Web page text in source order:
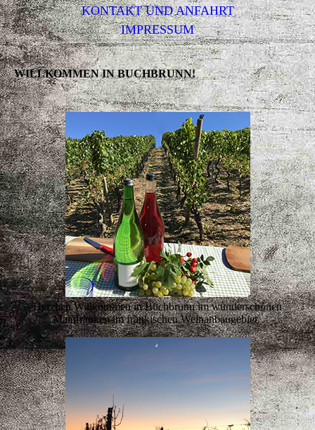
KONTAKT UND ANFAHRT
IMPRESSUM
WILLKOMMEN IN BUCHBRUNN!
Herzlich Willkommen in Buchbrunn im wunderschönen
Mainfranken im fränkischen Weinanbaugebiet.